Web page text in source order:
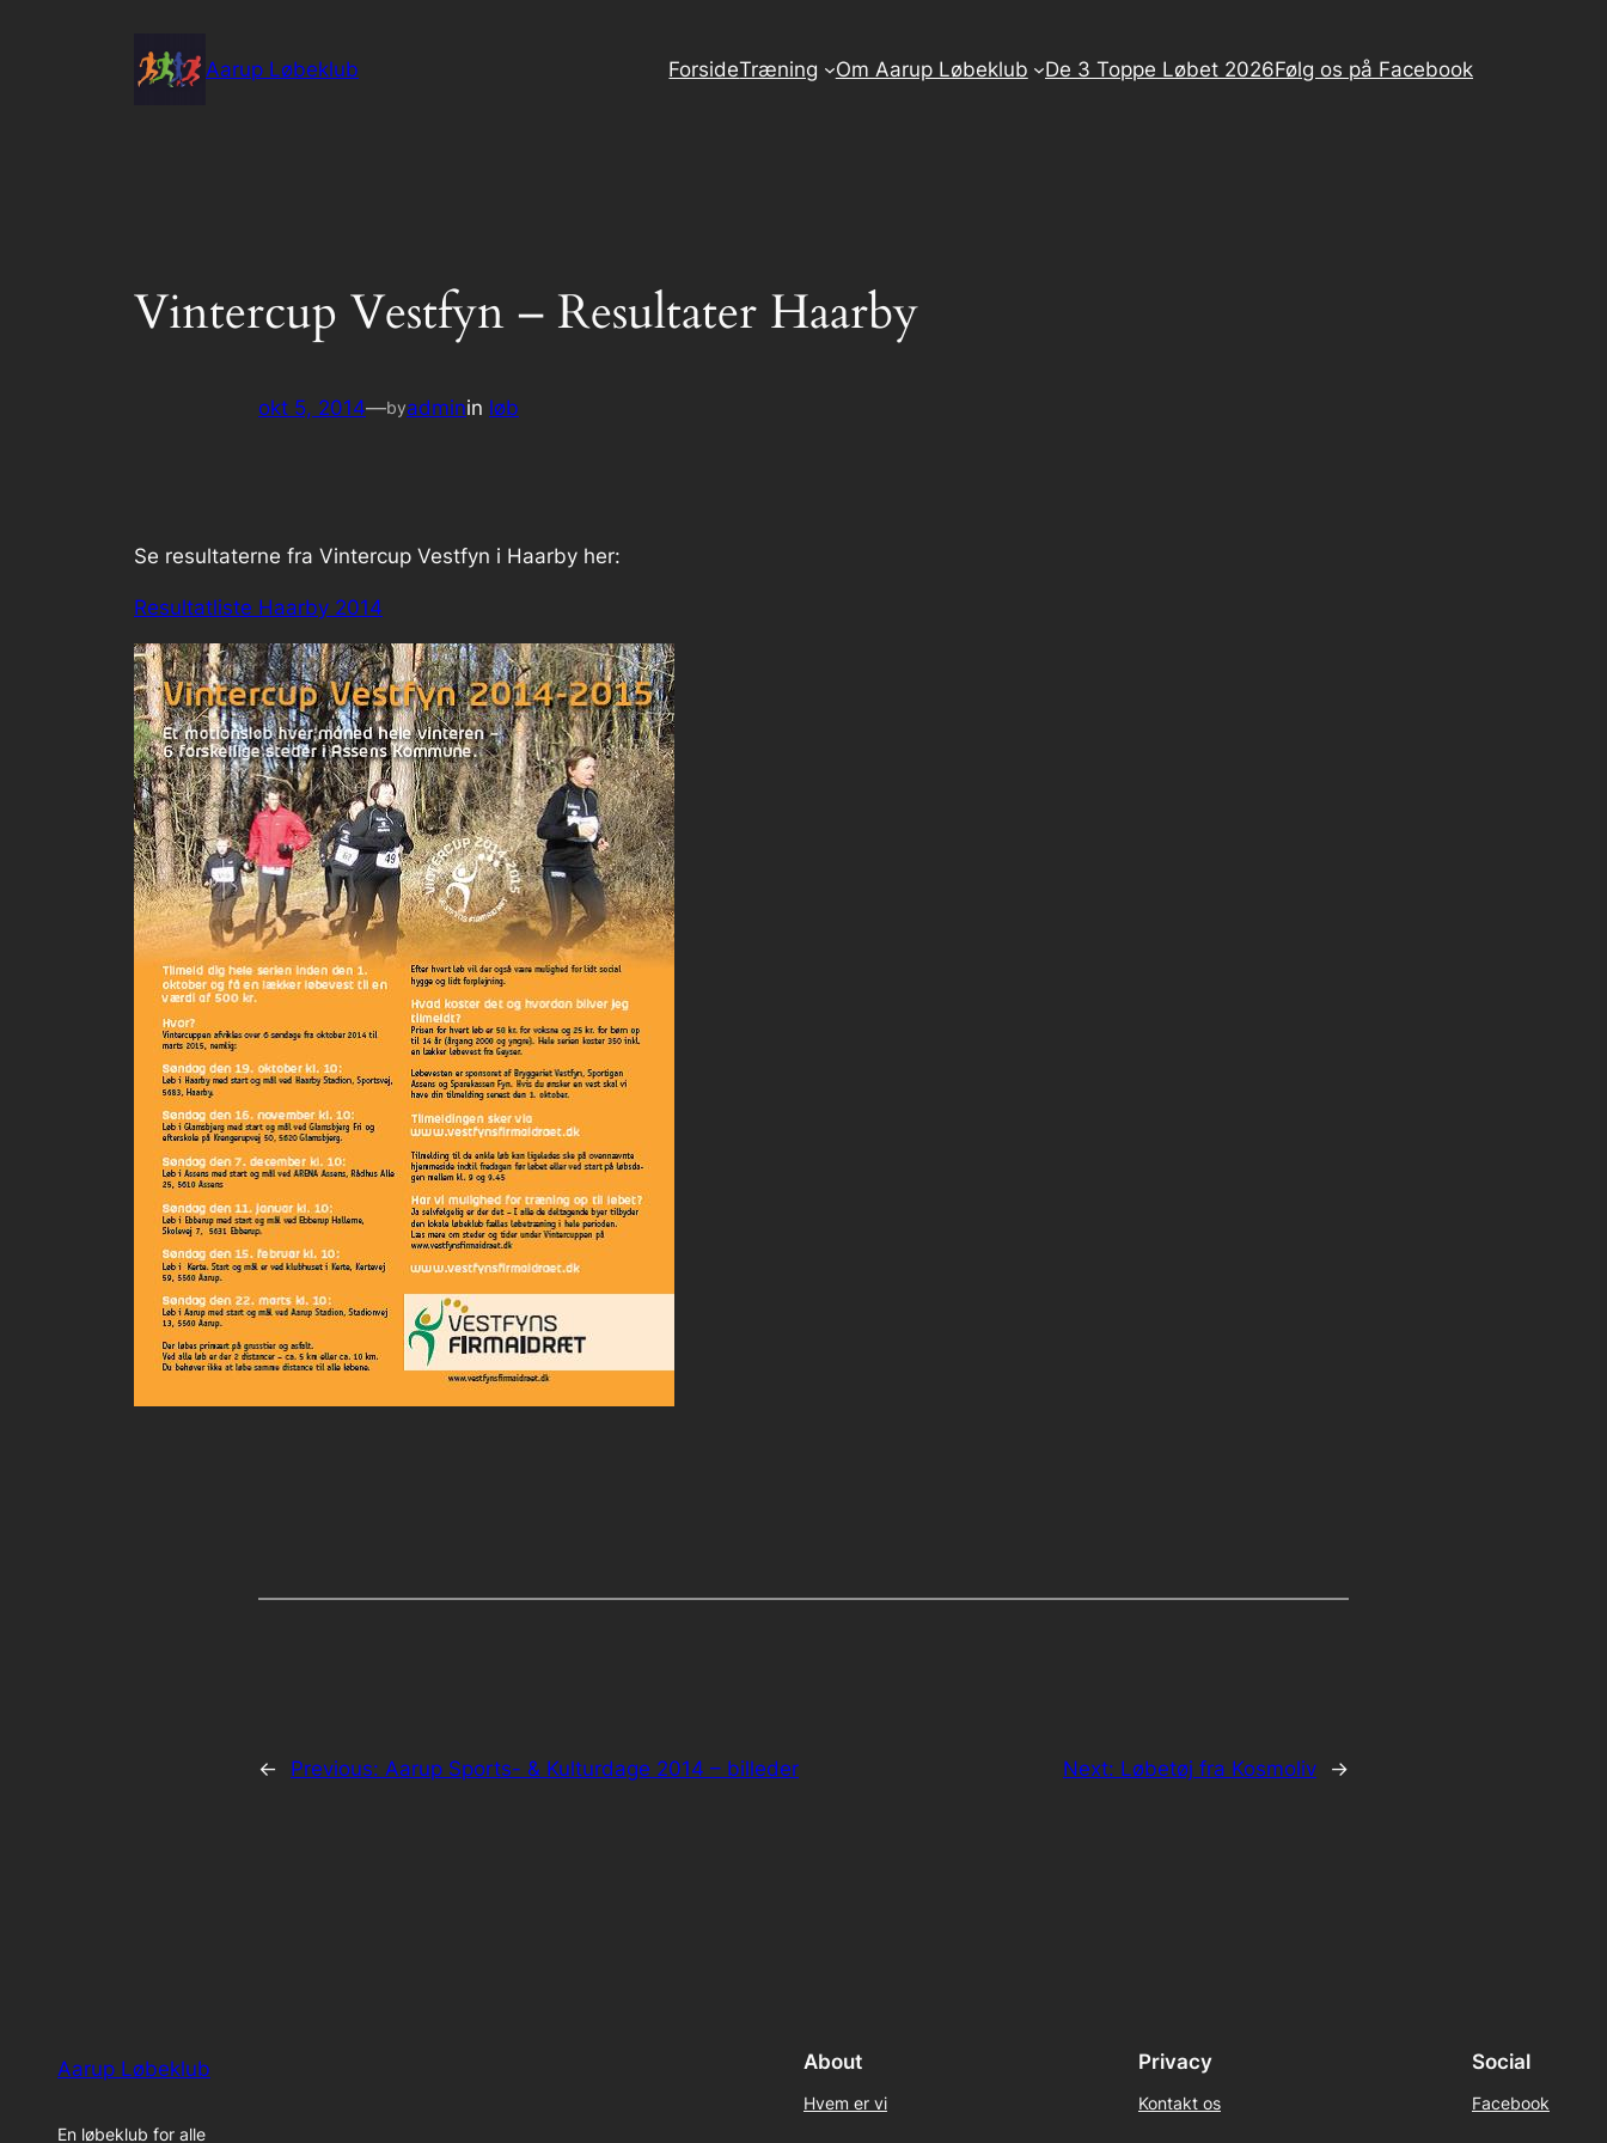
Aarup Løbeklub ForsideTræning Om Aarup Løbeklub De 3 Toppe Løbet 2026Følg os på Facebook
Vintercup Vestfyn – Resultater Haarby
okt 5, 2014—byadminin løb
Se resultaterne fra Vintercup Vestfyn i Haarby her:
Resultatliste Haarby 2014
← Previous: Aarup Sports- & Kulturdage 2014 – billeder Next: Løbetøj fra Kosmoliv →
Aarup Løbeklub
En løbeklub for alle
About
Hvem er vi
Privacy
Kontakt os
Social
Facebook